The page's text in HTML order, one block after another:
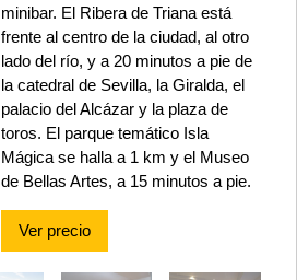
minibar. El Ribera de Triana está
frente al centro de la ciudad, al otro
lado del río, y a 20 minutos a pie de
la catedral de Sevilla, la Giralda, el
palacio del Alcázar y la plaza de
toros. El parque temático Isla
Mágica se halla a 1 km y el Museo
de Bellas Artes, a 15 minutos a pie.
Ver precio